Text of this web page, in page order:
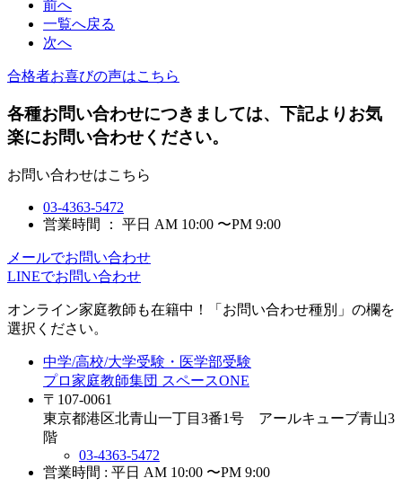
前へ
一覧へ戻る
次へ
合格者お喜びの声はこちら
各種お問い合わせにつきましては、下記よりお気
楽にお問い合わせください。
お問い合わせはこちら
03-4363-5472
営業時間 ： 平日 AM 10:00 〜PM 9:00
メールでお問い合わせ
LINEでお問い合わせ
オンライン家庭教師 も在籍中！「お問い合わせ種別」の欄を
選択ください。
中学/高校/大学受験・医学部受験
プロ家庭教師集団 スペースONE
〒107-0061
東京都港区北青山一丁目3番1号 アールキューブ青山3
階
03-4363-5472
営業時間 : 平日 AM 10:00 〜PM 9:00